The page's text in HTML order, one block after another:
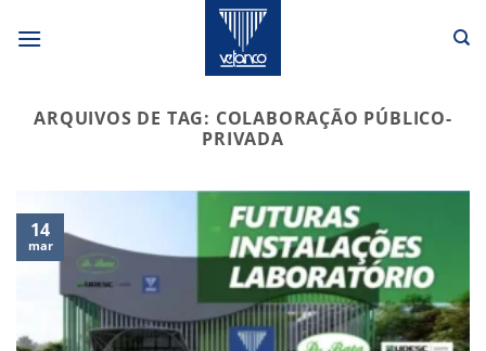
ARQUIVOS DE TAG: COLABORAÇÃO PÚBLICO-
PRIVADA
14
mar